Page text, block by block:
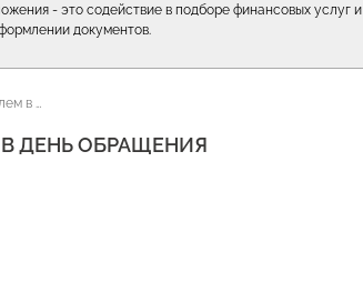
- это содействие в подборе финансовых услуг и
документов.
в …
ДЕНЬ ОБРАЩЕНИЯ